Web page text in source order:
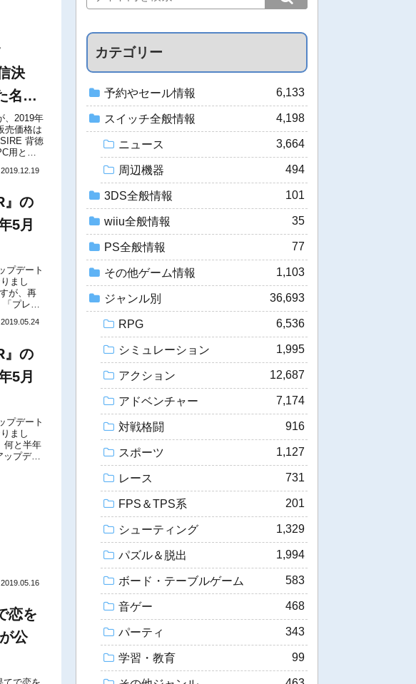
決
名作
、2019年
売価格は
背徳
用とし
2019.12.19
』の
5月
プデート
まし
が、再
「プレイ
2019.05.24
』の
5月
プデート
まし
何と半年
プデー
2019.05.16
恋を
公
カテゴリー
予約やセール情報 6,133
スイッチ全般情報 4,198
ニュース 3,664
周辺機器 494
3DS全般情報 101
wiiu全般情報 35
PS全般情報 77
その他ゲーム情報 1,103
ジャンル別 36,693
RPG 6,536
シミュレーション 1,995
アクション 12,687
アドベンチャー 7,174
対戦格闘 916
スポーツ 1,127
レース 731
FPS＆TPS系 201
シューティング 1,329
パズル＆脱出 1,994
ボード・テーブルゲーム 583
音ゲー 468
パーティ 343
学習・教育 99